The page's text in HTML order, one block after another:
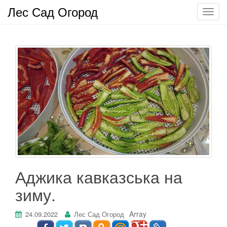
П
а
з
а
т
/
С
к
р
ы
Лес Сад Огород
Аджика кавказська на
зиму.
24.09.2022 Лес Сад Огород Array